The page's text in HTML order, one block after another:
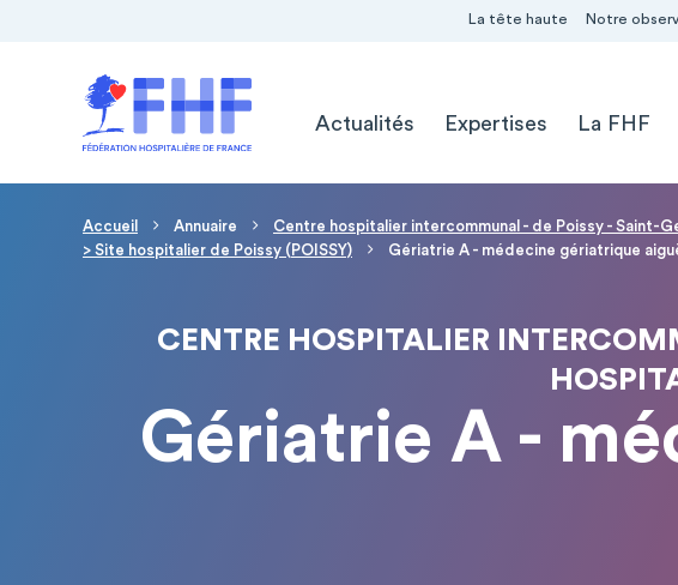
La tête haute Notre
Actualités
Expertises La FHF
Fil d'Ariane
Accueil Annuaire Centre hospitalier intercommunal - de Poissy - Saint-
> Site hospitalier de Poissy (POISSY)
Gériatrie A - médecine gériatrique
CENTRE HOSPITALIER
Gériatrie A -